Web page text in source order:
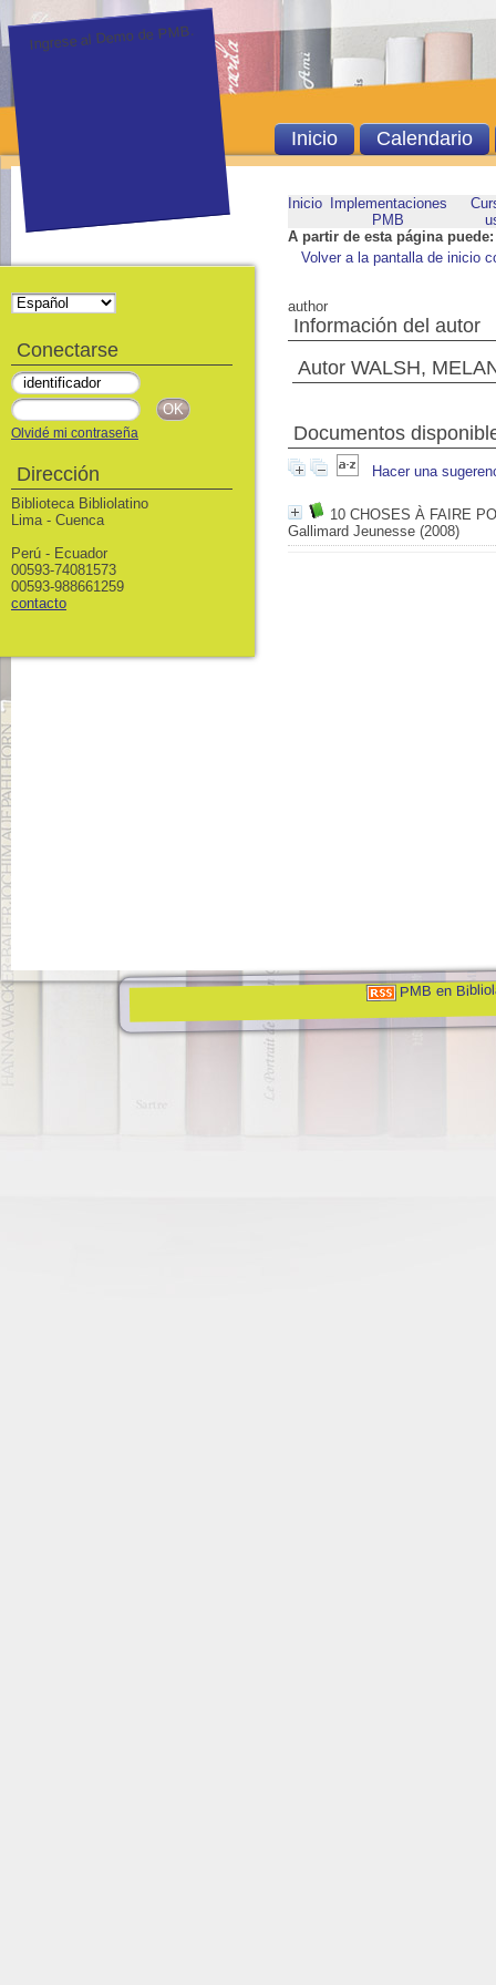
Inicio
Implementaciones
PMB
A partir de esta página puede:
Volver a la pantalla de inicio
author
Información del autor
Autor WALSH,
Documentos
Hacer una
10 CHOSES À FAIRE
Gallimard Jeunesse (2008)
PMB en
Ingrese al Demo de PMB.
Inicio Calendario
Conectarse
Olvidé mi contraseña
Dirección
Biblioteca Bibliolatino
Lima - Cuenca
Perú - Ecuador
00593-74081573
00593-988661259
contacto